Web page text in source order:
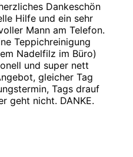
Dankeschön
Hilfe und ein sehr
Mann am Telefon.
Teppichreinigung
Nadelfilz im Büro)
und super nett
gleicher Tag
Tags drauf
geht nicht. DANKE.